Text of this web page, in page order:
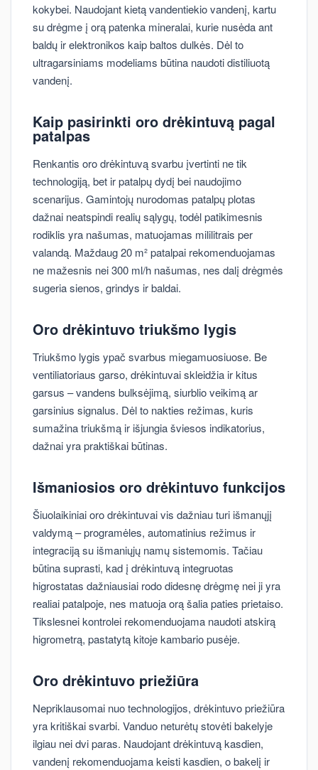
kokybei. Naudojant kietą vandentiekio vandenį, kartu
su drėgme į orą patenka mineralai, kurie nusėda ant
baldų ir elektronikos kaip baltos dulkės. Dėl to
ultragarsiniams modeliams būtina naudoti distiliuotą
vandenį.
Kaip pasirinkti oro drėkintuvą pagal
patalpas
Renkantis oro drėkintuvą svarbu įvertinti ne tik
technologiją, bet ir patalpų dydį bei naudojimo
scenarijus. Gamintojų nurodomas patalpų plotas
dažnai neatspindi realių sąlygų, todėl patikimesnis
rodiklis yra našumas, matuojamas mililitrais per
valandą. Maždaug 20 m² patalpai rekomenduojamas
ne mažesnis nei 300 ml/h našumas, nes dalį drėgmės
sugeria sienos, grindys ir baldai.
Oro drėkintuvo triukšmo lygis
Triukšmo lygis ypač svarbus miegamuosiuose. Be
ventiliatoriaus garso, drėkintuvai skleidžia ir kitus
garsus – vandens bulksėjimą, siurblio veikimą ar
garsinius signalus. Dėl to nakties režimas, kuris
sumažina triukšmą ir išjungia šviesos indikatorius,
dažnai yra praktiškai būtinas.
Išmaniosios oro drėkintuvo funkcijos
Šiuolaikiniai oro drėkintuvai vis dažniau turi išmanųjį
valdymą – programėles, automatinius režimus ir
integraciją su išmaniųjų namų sistemomis. Tačiau
būtina suprasti, kad į drėkintuvą integruotas
higrostatas dažniausiai rodo didesnę drėgmę nei ji yra
realiai patalpoje, nes matuoja orą šalia paties prietaiso.
Tikslesnei kontrolei rekomenduojama naudoti atskirą
higrometrą, pastatytą kitoje kambario pusėje.
Oro drėkintuvo priežiūra
Nepriklausomai nuo technologijos, drėkintuvo priežiūra
yra kritiškai svarbi. Vanduo neturėtų stovėti bakelyje
ilgiau nei dvi paras. Naudojant drėkintuvą kasdien,
vandenį rekomenduojama keisti kasdien, o bakelį ir